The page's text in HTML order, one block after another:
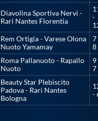
Diavolina Sportiva Nervi -
Rari Nantes Florentia
-
Rem Ortigia - Varese Olona
Nuoto Yamamay
7
8
Roma Pallanuoto - Rapallo
Nuoto
9
7
Beauty Star Plebiscito
Padova - Rari Nantes
Bologna
-